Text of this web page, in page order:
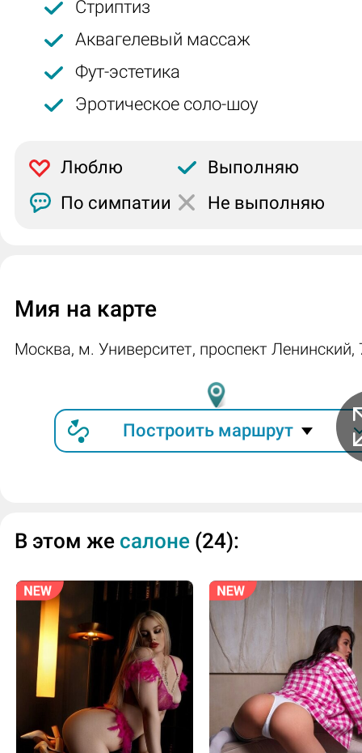
Стриптиз
Аквагелевый массаж
Фут-эстетика
Эротическое соло-шоу
Люблю
Выполняю
По симпатии
Не выполняю
Мия на карте
Москва, м. Университет, проспект Ленинский,
Построить маршрут
В этом же салоне (24):